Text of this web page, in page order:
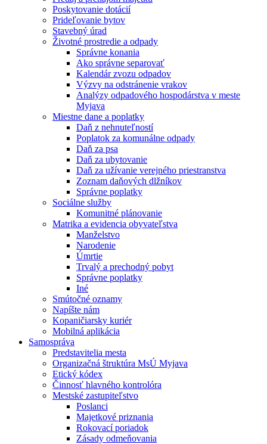
Poskytovanie dotácií
Prideľovanie bytov
Stavebný úrad
Životné prostredie a odpady
Správne konania
Ako správne separovať
Kalendár zvozu odpadov
Výzvy na odstránenie vrakov
Analýzy odpadového hospodárstva v meste
Myjava
Miestne dane a poplatky
Daň z nehnuteľností
Poplatok za komunálne odpady
Daň za psa
Daň za ubytovanie
Daň za užívanie verejného priestranstva
Zoznam daňových dlžníkov
Správne poplatky
Sociálne služby
Komunitné plánovanie
Matrika a evidencia obyvateľstva
Manželstvo
Narodenie
Úmrtie
Trvalý a prechodný pobyt
Správne poplatky
Iné
Smútočné oznamy
Napíšte nám
Kopaničiarsky kuriér
Mobilná aplikácia
Samospráva
Predstavitelia mesta
Organizačná štruktúra MsÚ Myjava
Etický kódex
Činnosť hlavného kontrolóra
Mestské zastupiteľstvo
Poslanci
Majetkové priznania
Rokovací poriadok
Zásady odmeňovania